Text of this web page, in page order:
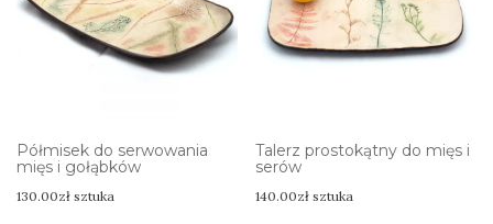
Półmisek do serwowania
mięs i gołąbków
130.00zł sztuka
Talerz prostokątny do mięs i
serów
140.00zł sztuka